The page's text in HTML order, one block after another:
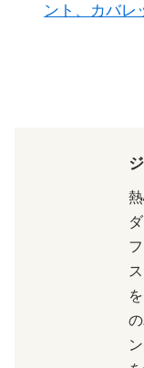
ント、カバレ